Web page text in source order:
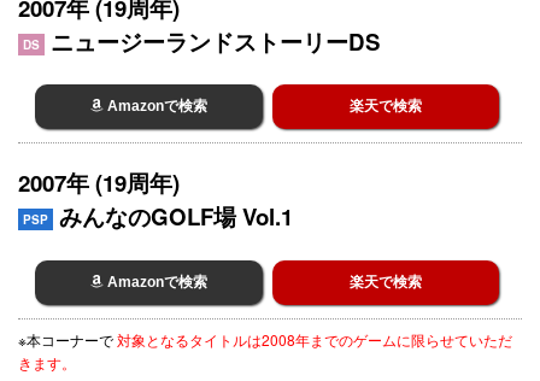
2007年 (19周年)
DS ニュージーランドストーリーDS
Amazonで検索 楽天で検索
2007年 (19周年)
PSP みんなのGOLF場 Vol.1
Amazonで検索 楽天で検索
※本コーナーで対象となるタイトルは2008年までのゲームに限らせていただ
きます。